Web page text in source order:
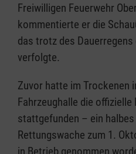
Freiwilligen Feuerwehr
kommentierte er die
das trotz des Dauerregens
verfolgte.
Zuvor hatte im Trockenen
Fahrzeughalle die offizielle
stattgefunden – ein
Rettungswache zum 1.